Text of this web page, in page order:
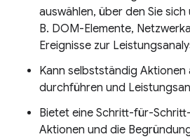
auswählen, über den Sie
B. DOM-Elemente,
Ereignisse zur
Kann selbstständig Aktionen
durchführen und
Bietet eine Schritt-für-
Aktionen und die